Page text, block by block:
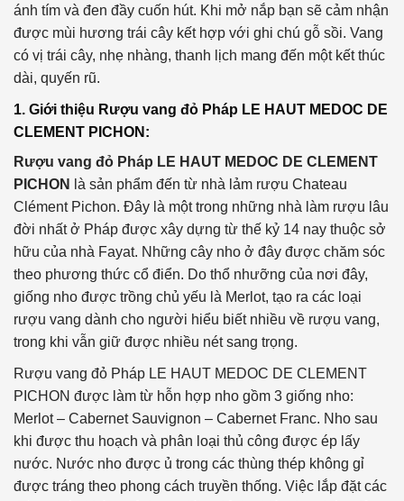
ánh tím và đen đầy cuốn hút. Khi mở nắp bạn sẽ cảm nhận
được mùi hương trái cây kết hợp với ghi chú gỗ sồi. Vang
có vị trái cây, nhẹ nhàng, thanh lịch mang đến một kết thúc
dài, quyến rũ.
1. Giới thiệu Rượu vang đỏ Pháp LE HAUT MEDOC DE
CLEMENT PICHON:
Rượu vang đỏ Pháp LE HAUT MEDOC DE CLEMENT
PICHON
là sản phẩm đến từ nhà lảm rượu Chateau
Clément Pichon. Đây là một trong những nhà làm rượu lâu
đời nhất ở Pháp được xây dựng từ thế kỷ 14 nay thuộc sở
hữu của nhà Fayat. Những cây nho ở đây được chăm sóc
theo phương thức cổ điển. Do thổ nhưỡng của nơi đây,
giống nho được trồng chủ yếu là Merlot, tạo ra các loại
rượu vang dành cho người hiểu biết nhiều về rượu vang,
trong khi vẫn giữ được nhiều nét sang trọng.
Rượu vang đỏ Pháp LE HAUT MEDOC DE CLEMENT
PICHON được làm từ hỗn hợp nho gồm 3 giống nho:
Merlot – Cabernet Sauvignon – Cabernet Franc. Nho sau
khi được thu hoạch và phân loại thủ công được ép lấy
nước. Nước nho được ủ trong các thùng thép không gỉ
được tráng theo phong cách truyền thống. Việc lắp đặt các